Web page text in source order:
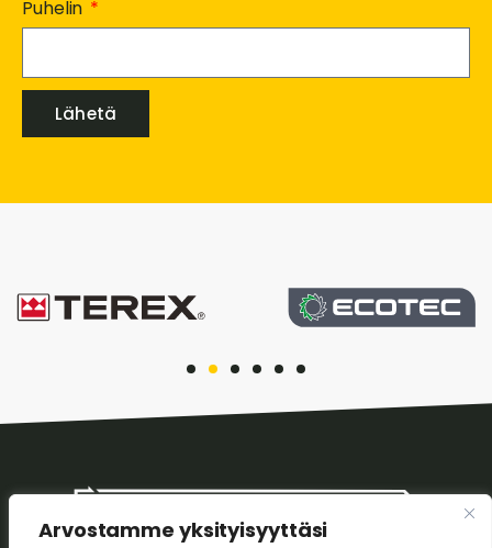
Arvostamme yksityisyyttäsi
Puhelin
Lähetä